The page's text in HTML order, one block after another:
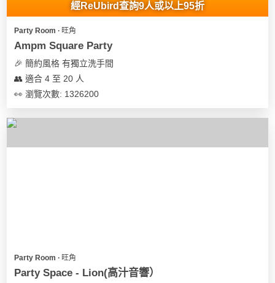
特
色
蛋
糕
花
及
Party
朋
友
聚
會
祝
業/
公
動
攻
略
活
員
經ReUbird查詢9人或以上95折
Party Room ∙ 旺角
Ampm Square Party
🎉 簡約風格 有獨立洗手間
👥 適合 4 至 20 人
👀 瀏覽次數: 1326200
Party Room ∙ 旺角
Party Space - Lion(高汁音響）